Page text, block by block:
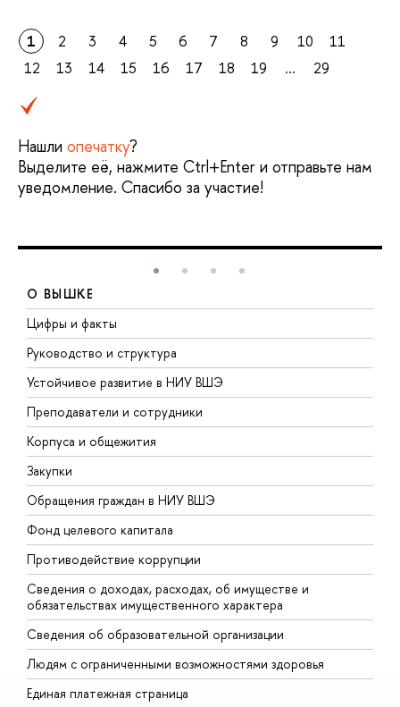
1 2 3 4 5 6 7 8 9 10
11
12
13 14 15 16 17 18 19 ... 29
Нашли опечатку?
Выделите её, нажмите Ctrl+Enter и отправьте нам
уведомление. Спасибо за участие!
О ВЫШКЕ
Цифры и факты
Руководство и структура
Устойчивое развитие в НИУ ВШЭ
Преподаватели и сотрудники
Корпуса и общежития
Закупки
Обращения граждан в НИУ ВШЭ
Фонд целевого капитала
Противодействие коррупции
Сведения о доходах, расходах, об имуществе и
обязательствах имущественного характера
Сведения об образовательной организации
Людям с ограниченными возможностями здоровья
Единая платежная страница